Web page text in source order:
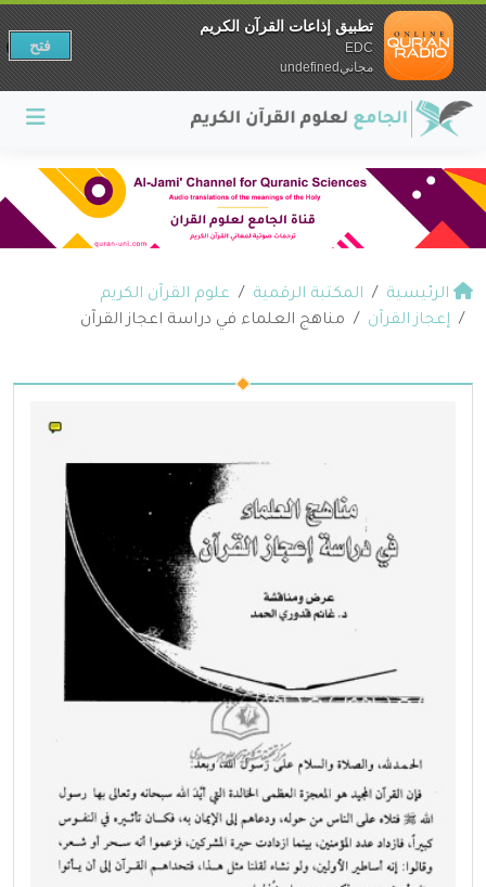
الرئيسية المكتبة الرقمية
علوم القرآن الكريم
إعجاز القرآن
مناهج العلماء في دراسة اعجاز القرآن
تطبيق إذاعات القرآن الكريم
EDC
مجانيundefined
فتح